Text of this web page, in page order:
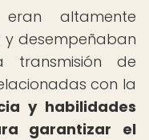
altamente
desempeñaban
de
con la
y habilidades
garantizar el